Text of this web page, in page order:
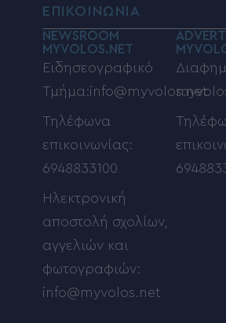
ΕΠΙΚΟΙΝΩΝΙΑ
NEWSROOM
MYVOLOS.NET
Ειδησεογραφικό
Τμήμα:info@myvolos.net
Τηλέφωνα
επικοινωνίας:
6948833100
Ηλεκτρονική
αποστολή σχολίων,
αγγελιών και
φωτογραφιών:
info@myvolos.net